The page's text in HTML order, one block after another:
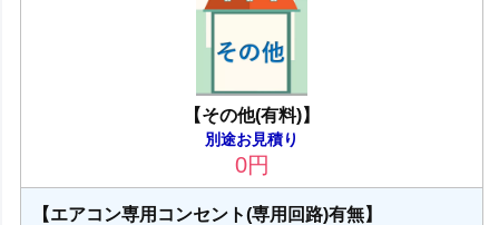
【その他(有料)】
別途お見積り
0円
【エアコン専用コンセント(専用回路)有無】